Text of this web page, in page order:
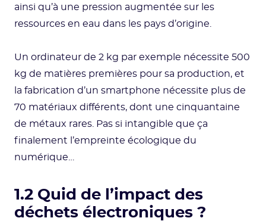
ainsi qu’à une pression augmentée sur les
ressources en eau dans les pays d’origine.
Un ordinateur de 2 kg par exemple nécessite 500
kg de matières premières pour sa production, et
la fabrication d’un smartphone nécessite plus de
70 matériaux différents, dont une cinquantaine
de métaux rares. Pas si intangible que ça
finalement l’empreinte écologique du
numérique…
1.2 Quid de l’impact des
déchets électroniques ?